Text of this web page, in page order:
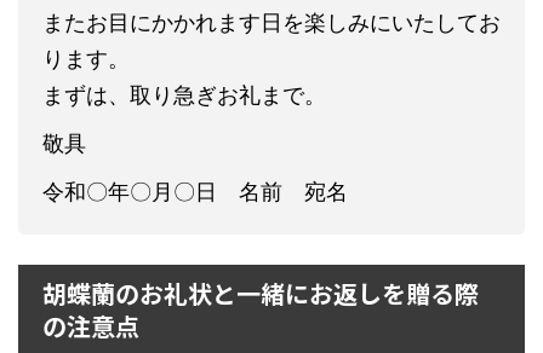
またお目にかかれます日を楽しみにいたしてお
ります。
まずは、取り急ぎお礼まで。
敬具
令和〇年〇月〇日 名前 宛名
胡蝶蘭のお礼状と一緒にお返しを贈る際
の注意点